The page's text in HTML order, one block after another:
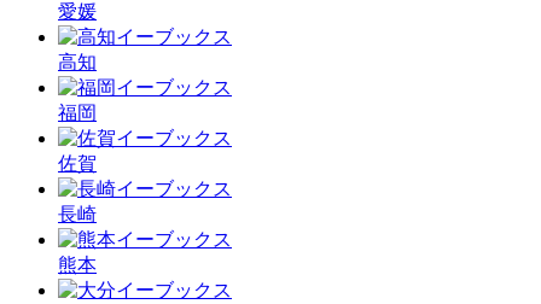
愛媛
高知
福岡
佐賀
長崎
熊本